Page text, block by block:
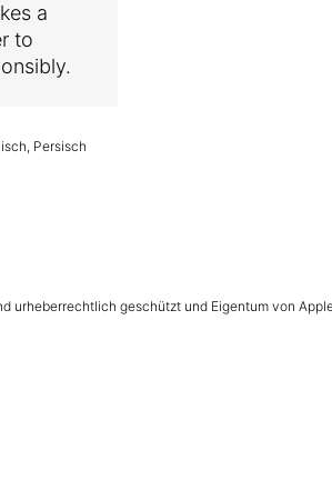
a
to
Persisch
urheberrechtlich geschützt und Eigentum von